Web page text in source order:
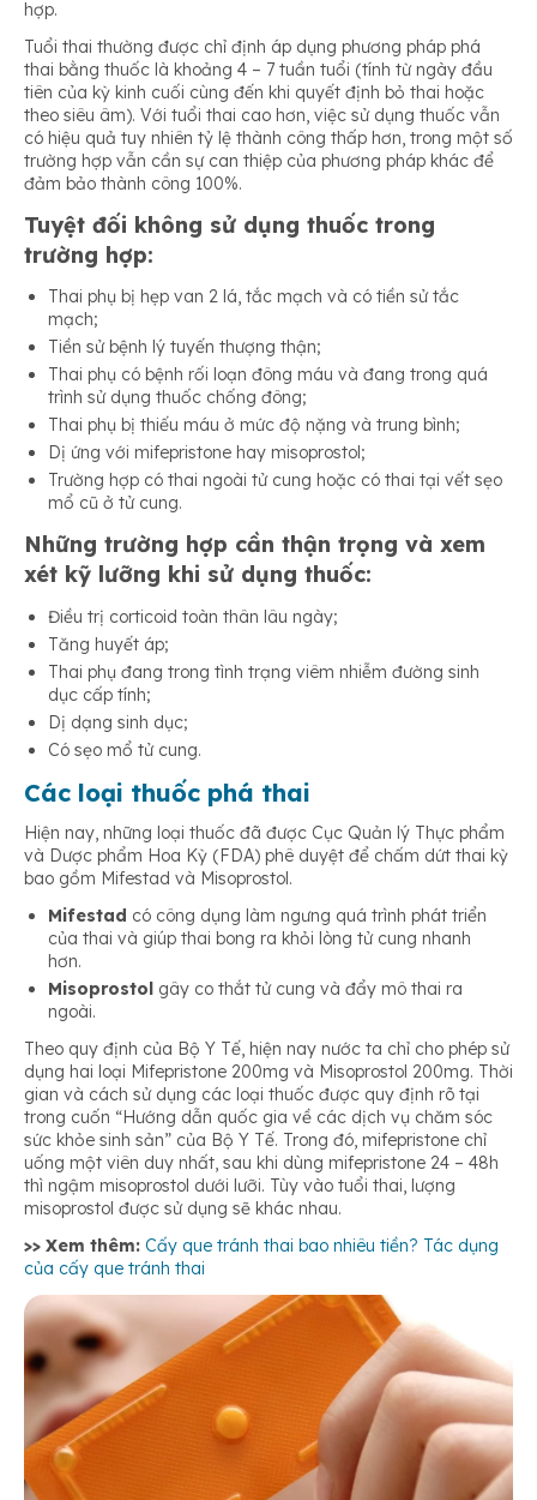
hợp.
Tuổi thai thường được chỉ định áp dụng phương pháp phá
thai bằng thuốc là khoảng 4 – 7 tuần tuổi (tính từ ngày đầu
tiên của kỳ kinh cuối cùng đến khi quyết định bỏ thai hoặc
theo siêu âm). Với tuổi thai cao hơn, việc sử dụng thuốc vẫn
có hiệu quả tuy nhiên tỷ lệ thành công thấp hơn, trong một số
trường hợp vẫn cần sự can thiệp của phương pháp khác để
đảm bảo thành công 100%.
Tuyệt đối không sử dụng thuốc trong
trường hợp:
Thai phụ bị hẹp van 2 lá, tắc mạch và có tiền sử tắc
mạch;
Tiền sử bệnh lý tuyến thượng thận;
Thai phụ có bệnh rối loạn đông máu và đang trong quá
trình sử dụng thuốc chống đông;
Thai phụ bị thiếu máu ở mức độ nặng và trung bình;
Dị ứng với mifepristone hay misoprostol;
Trường hợp có thai ngoài tử cung hoặc có thai tại vết sẹo
mổ cũ ở tử cung.
Những trường hợp cần thận trọng và xem
xét kỹ lưỡng khi sử dụng thuốc:
Điều trị corticoid toàn thân lâu ngày;
Tăng huyết áp;
Thai phụ đang trong tình trạng viêm nhiễm đường sinh
dục cấp tính;
Dị dạng sinh dục;
Có sẹo mổ tử cung.
Các loại thuốc phá thai
Hiện nay, những loại thuốc đã được Cục Quản lý Thực phẩm
và Dược phẩm Hoa Kỳ (FDA) phê duyệt để chấm dứt thai kỳ
bao gồm Mifestad và Misoprostol.
Mifestad có công dụng làm ngưng quá trình phát triển
của thai và giúp thai bong ra khỏi lòng tử cung nhanh
hơn.
Misoprostol gây co thắt tử cung và đẩy mô thai ra
ngoài.
Theo quy định của Bộ Y Tế, hiện nay nước ta chỉ cho phép sử
dụng hai loại Mifepristone 200mg và Misoprostol 200mg. Thời
gian và cách sử dụng các loại thuốc được quy định rõ tại
trong cuốn “Hướng dẫn quốc gia về các dịch vụ chăm sóc
sức khỏe sinh sản” của Bộ Y Tế. Trong đó, mifepristone chỉ
uống một viên duy nhất, sau khi dùng mifepristone 24 – 48h
thì ngậm misoprostol dưới lưỡi. Tùy vào tuổi thai, lượng
misoprostol được sử dụng sẽ khác nhau.
>> Xem thêm: Cấy que tránh thai bao nhiêu tiền? Tác dụng
của cấy que tránh thai